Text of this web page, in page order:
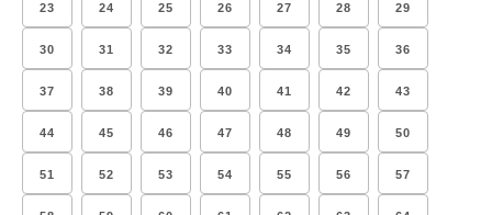
23 24 25 26 27 28 29
30 31 32 33 34 35 36
37 38 39 40 41 42 43
44 45 46 47 48 49 50
51 52 53 54 55 56 57